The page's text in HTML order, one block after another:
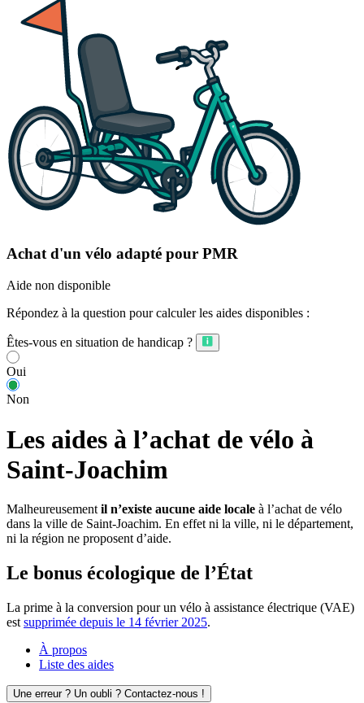
Achat d'un vélo adapté pour PMR
Aide non disponible
Répondez à la question pour calculer les aides disponibles :
Êtes-vous en situation de handicap ?
Oui
Non
Les aides à l’achat de vélo à
Saint-Joachim
Malheureusement il n’existe aucune aide locale à l’achat de vélo
dans la ville de Saint-Joachim. En effet ni la ville, ni le département,
ni la région ne proposent d’aide.
Le bonus écologique de l’État
La prime à la conversion pour un vélo à assistance électrique (VAE)
est supprimée depuis le 14 février 2025.
À propos
Liste des aides
Une erreur ? Un oubli ? Contactez-nous !